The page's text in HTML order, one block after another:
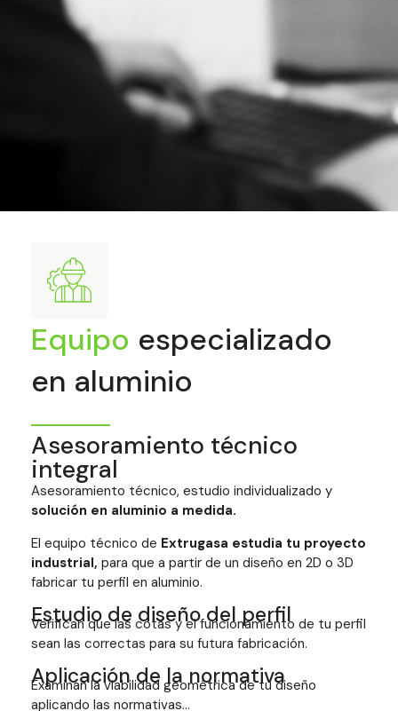
Equipo especializado
en aluminio
Asesoramiento técnico
integral
Asesoramiento técnico, estudio individualizado y
solución en aluminio a medida.
El equipo técnico de Extrugasa estudia tu proyecto
industrial, para que a partir de un diseño en 2D o 3D
fabricar tu perfil en aluminio.
Estudio de diseño del perfil
Verifican que las cotas y el funcionamiento de tu perfil
sean las correctas para su futura fabricación.
Aplicación de la normativa
Examinan la viabilidad geométrica de tu diseño
aplicando las normativas…